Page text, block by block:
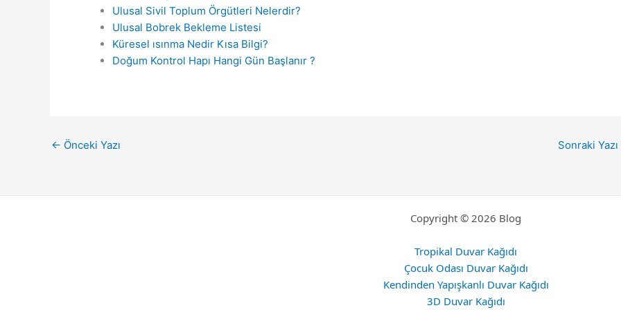
Ulusal Sivil Toplum Örgütleri Nelerdir?
Ulusal Bobrek Bekleme Listesi
Küresel ısınma Nedir Kısa Bilgi?
Doğum Kontrol Hapı Hangi Gün Başlanır ?
← Önceki Yazı Sonraki Yazı
Copyright © 2026 Blog
Tropikal Duvar Kağıdı
Çocuk Odası Duvar Kağıdı
Kendinden Yapışkanlı Duvar Kağıdı
3D Duvar Kağıdı